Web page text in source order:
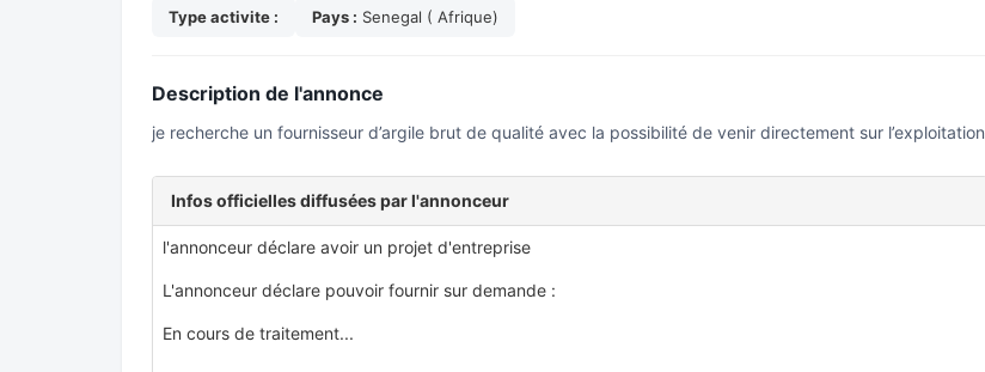
Type activite : Pays : Senegal ( Afrique)
Description de l'annonce
je recherche un fournisseur d’argile brut de qualité avec la possibilité de venir directement sur l’exploitation
Infos officielles diffusées par l'annonceur
l'annonceur déclare avoir un projet d'entreprise
L'annonceur déclare pouvoir fournir sur demande :
En cours de traitement...